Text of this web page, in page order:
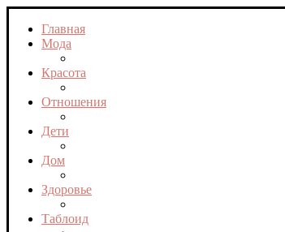
Главная
Мода
Красота
Отношения
Дети
Дом
Здоровье
Таблоид